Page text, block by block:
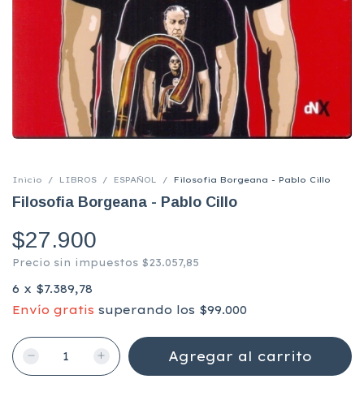
Inicio / LIBROS / ESPAÑOL / Filosofia Borgeana - Pablo Cillo
Filosofia Borgeana - Pablo Cillo
$27.900
Precio sin impuestos $23.057,85
6 x $7.389,78
Envío gratis superando los $99.000